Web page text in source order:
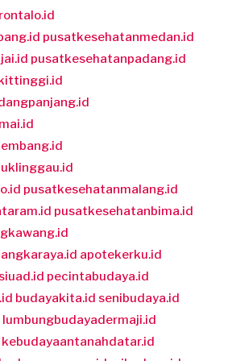
pusatkesehatanmedan.id
pusatkesehatanpadang.id
pusatkesehatanmalang.id
pusatkesehatanbima.id
apotekerku.id
pecintabudaya.id
budayakita.id senibudaya.id
lumbungbudayadermaji.id
kebudayaantanahdatar.id